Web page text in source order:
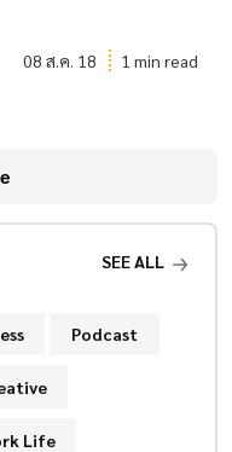
08 ส.ค. 18 1 min read
SEE ALL
Podcast
Life